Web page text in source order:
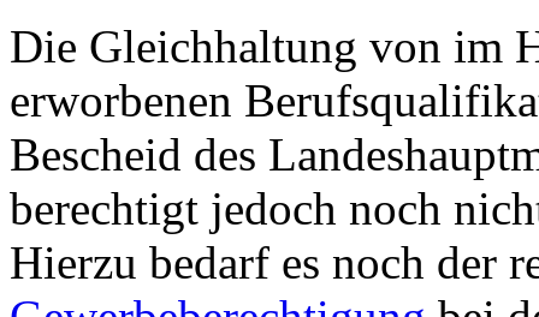
Die Gleichhaltung von im
erworbenen
Bescheid des
berechtigt jedoch noch
Hierzu bedarf es noch der